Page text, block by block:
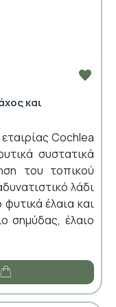
και
εταιρίας Cochlea
συστατικά
του τοπικού
λάδι
έλαια και
σημύδας, έλαιο